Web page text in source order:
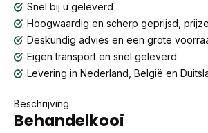
Snel bij u geleverd
Hoogwaardig en scherp geprijsd,
Deskundig advies en een grote
Eigen transport en snel geleverd
Levering in Nederland, België en
Beschrijving
Behandelkooi